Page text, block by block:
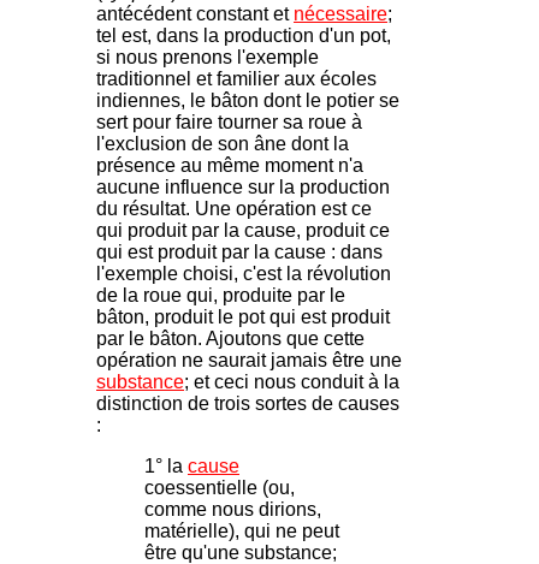
antécédent constant et nécessaire;
tel est, dans la production d'un pot,
si nous prenons l'exemple
traditionnel et familier aux écoles
indiennes, le bâton dont le potier se
sert pour faire tourner sa roue à
l'exclusion de son âne dont la
présence au même moment n'a
aucune influence sur la production
du résultat. Une opération est ce
qui produit par la cause, produit ce
qui est produit par la cause : dans
l'exemple choisi, c'est la révolution
de la roue qui, produite par le
bâton, produit le pot qui est produit
par le bâton. Ajoutons que cette
opération ne saurait jamais être une
substance; et ceci nous conduit à la
distinction de trois sortes de causes
:
1° la cause
coessentielle (ou,
comme nous dirions,
matérielle), qui ne peut
être qu'une substance;